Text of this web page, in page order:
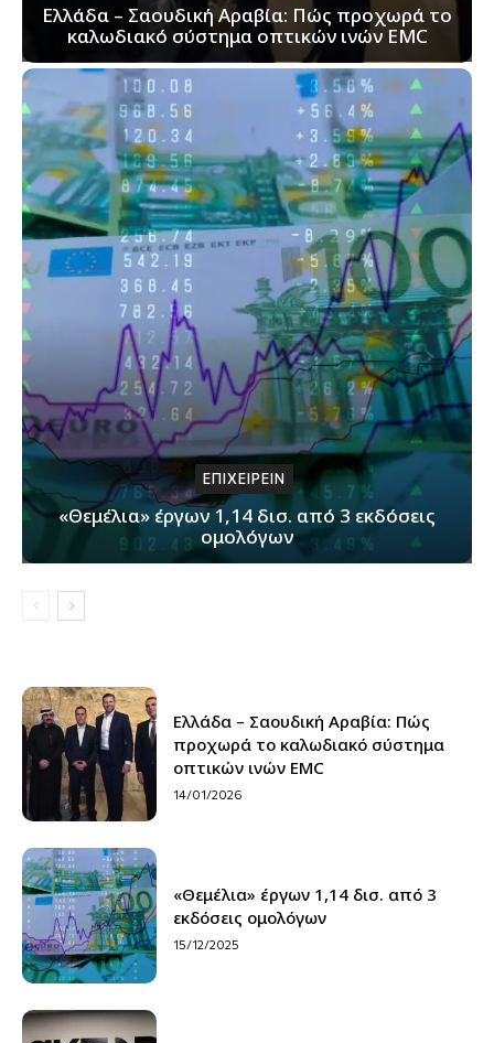
Ελλάδα – Σαουδική Αραβία: Πώς προχωρά το
καλωδιακό σύστημα οπτικών ινών EMC
ΕΠΙΧΕΙΡΕΙΝ
«Θεμέλια» έργων 1,14 δισ. από 3 εκδόσεις
ομολόγων
Ελλάδα – Σαουδική Αραβία: Πώς
προχωρά το καλωδιακό σύστημα
οπτικών ινών EMC
14/01/2026
«Θεμέλια» έργων 1,14 δισ. από 3
εκδόσεις ομολόγων
15/12/2025